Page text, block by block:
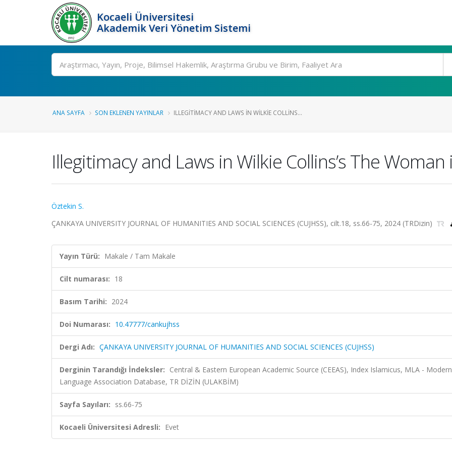
Kocaeli Üniversitesi
Akademik Veri Yönetim Sistemi
Ara
ANA SAYFA SON EKLENEN YAYINLAR ILLEGITIMACY AND LAWS IN WILKIE COLLINS...
Illegitimacy and Laws in Wilkie Collins’s The
Öztekin S.
ÇANKAYA UNIVERSITY JOURNAL OF HUMANITIES AND SOCIAL SCIENCES (CUJHSS), cilt.18, ss.66-75, 2024 (TRDizin)
Yayın Türü: Makale / Tam Makale
Cilt numarası: 18
Basım Tarihi: 2024
Doi Numarası: 10.47777/cankujhss
Dergi Adı: ÇANKAYA UNIVERSITY JOURNAL OF HUMANITIES AND SOCIAL SCIENCES (CUJHSS)
Derginin Tarandığı İndeksler: Central & Eastern European Academic Source (CEEAS), Index Islamicus, MLA - Modern
Language Association Database, TR DİZİN (ULAKBİM)
Sayfa Sayıları: ss.66-75
Kocaeli Üniversitesi Adresli: Evet